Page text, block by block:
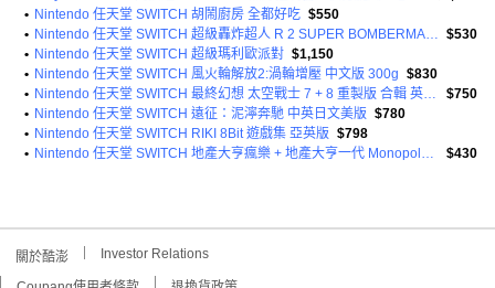
• Nintendo 任天堂 SWITCH 胡鬧廚房 全都好吃 $550
•
Nintendo 任天堂 SWITCH 超級轟炸超人 R 2 SUPER BOMBERMAN R 2 中英日文歐版 $530
• Nintendo 任天堂 SWITCH 超級瑪利歐派對 $1,150
• Nintendo 任天堂 SWITCH 風火輪解放2:渦輪增壓 中文版 300g $830
•
Nintendo 任天堂 SWITCH 最終幻想 太空戰士 7 + 8 重製版 合輯 英日文歐版 Final Fantasy 7 and Final Fantasy 8 Remastered - Twin Pack
$750
• Nintendo 任天堂 SWITCH 遠征：泥濘奔馳 中英日文美版 $780
• Nintendo 任天堂 SWITCH RIKI 8Bit 遊戲集 亞英版 $798
•
Nintendo 任天堂 SWITCH 地產大亨瘋樂 + 地產大亨一代 Monopoly Madness + Monopoly 中文版 + 英文美版 $430
關於酷澎 Investor Relations